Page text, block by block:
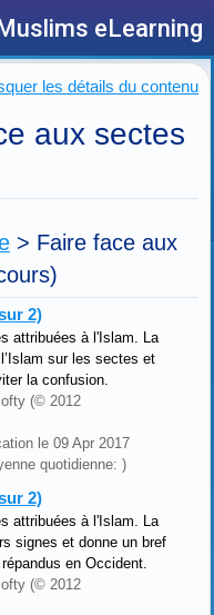
eLearning
les détails du contenu
aux sectes
> Faire face aux
2)
attribuées à l'Islam. La
sur les sectes et
la confusion.
(© 2012
le 09 Apr 2017
quotidienne: )
2)
attribuées à l'Islam. La
signes et donne un bref
en Occident.
(© 2012